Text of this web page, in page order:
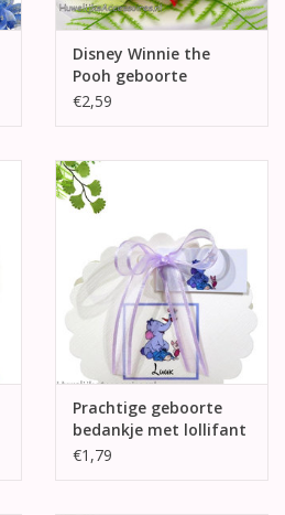
Disney Winnie the
Pooh geboorte
bedankje
€2,59
Prachtige geboorte
bedankje met lollifant
€1,79